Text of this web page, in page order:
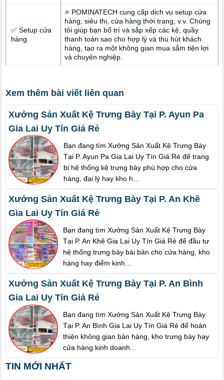
✅ Setup cửa
hàng
⭐ POMINATECH cung cấp dịch vụ setup cửa
hàng, siêu thị, cửa hàng thời trang, v.v. Chúng
tôi giúp bạn bố trí và sắp xếp các kệ, quầy
thanh toán sao cho hợp lý và thu hút khách
hàng, tạo ra một không gian mua sắm tiện lợi
và chuyên nghiệp.
Xem thêm bài viết liên quan
Xưởng Sản Xuất Kệ Trưng Bày Tại P. Ayun Pa
Gia Lai Uy Tín Giá Rẻ
Bạn đang tìm Xưởng Sản Xuất Kệ Trưng Bày
Tại P. Ayun Pa Gia Lai Uy Tín Giá Rẻ để trang
bị hệ thống kệ trưng bày phù hợp cho cửa
hàng, đại lý hay kho h...
Xưởng Sản Xuất Kệ Trưng Bày Tại P. An Khê
Gia Lai Uy Tín Giá Rẻ
Bạn đang tìm Xưởng Sản Xuất Kệ Trưng Bày
Tại P. An Khê Gia Lai Uy Tín Giá Rẻ để đầu tư
hệ thống trưng bày bài bản cho cửa hàng, kho
hàng hay điểm kinh...
Xưởng Sản Xuất Kệ Trưng Bày Tại P. An Bình
Gia Lai Uy Tín Giá Rẻ
Bạn đang tìm Xưởng Sản Xuất Kệ Trưng Bày
Tại P. An Bình Gia Lai Uy Tín Giá Rẻ để hoàn
thiện không gian bán hàng, kho trưng bày hay
cửa hàng kinh doanh...
TIN MỚI NHẤT